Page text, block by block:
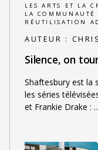
LES ARTS ET LA
LA COMMUNAUTÉ
RÉUTILISATION
AUTEUR :
Silence, on
Shaftesbury est la
les séries
et Frankie Drake :